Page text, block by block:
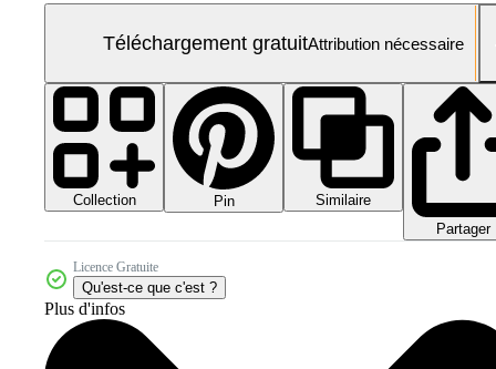
Téléchargement gratuitAttribution nécessaire
Collection Pin
Similaire
Partager
Licence Gratuite
Qu'est-ce que c'est ?
Plus d'infos